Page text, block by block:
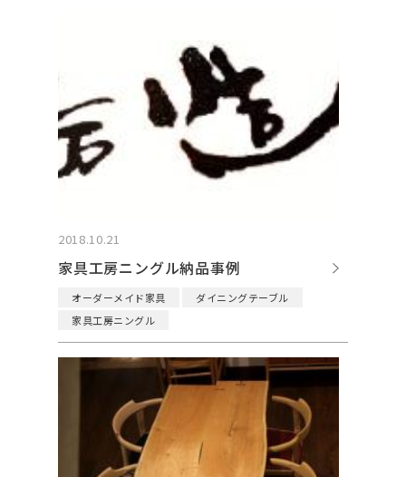
2018.10.21
家具工房ニングル納品事例
オーダーメイド家具 ダイニングテーブル
家具工房ニングル